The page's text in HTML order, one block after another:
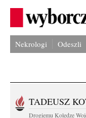
Nekrologi Odeszli
TADEUSZ
Drogiemu Koledze